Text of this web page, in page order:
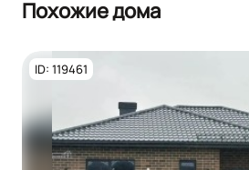
Похожие дома
ID: 119461